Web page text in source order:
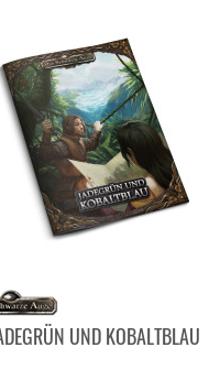
UND KOBALTBLAU